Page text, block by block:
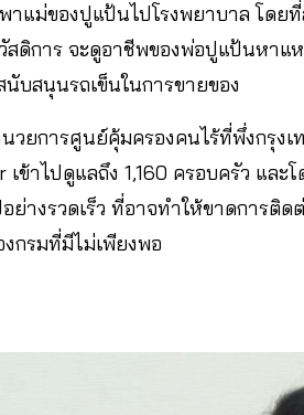
าแม่ของปูแป้นไปโรงพยาบาล โดย
ดิการ จะดูอาชีพของพ่อปูแป้นหาแ
บสนุนรถเข็นในการขายของ
วยการศูนย์คุ้มครองคนไร้ที่พึ่งกรุง
เข้าไปดูแลถึง 1,160 ครอบครัว แล
ย่างรวดเร็ว ที่อาจทำให้ขาดการติ
กรมที่มีไม่เพียงพอ